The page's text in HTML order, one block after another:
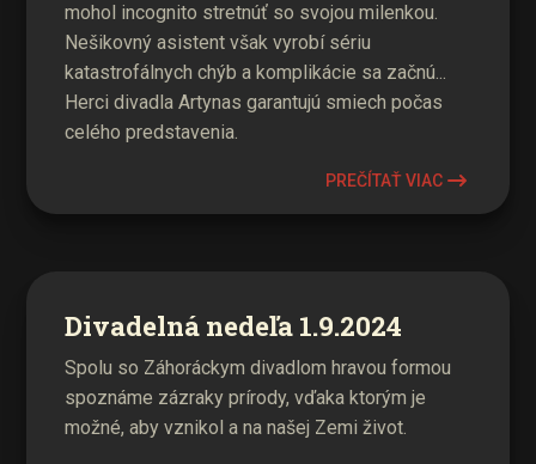
mohol incognito stretnúť so svojou milenkou.
Nešikovný asistent však vyrobí sériu
katastrofálnych chýb a komplikácie sa začnú...
Herci divadla Artynas garantujú smiech počas
celého predstavenia.
PREČÍTAŤ VIAC
Divadelná nedeľa 1.9.2024
Spolu so Záhoráckym divadlom hravou formou
spoznáme zázraky prírody, vďaka ktorým je
možné, aby vznikol a na našej Zemi život.